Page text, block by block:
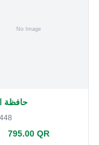
حافظة
795.00 QR